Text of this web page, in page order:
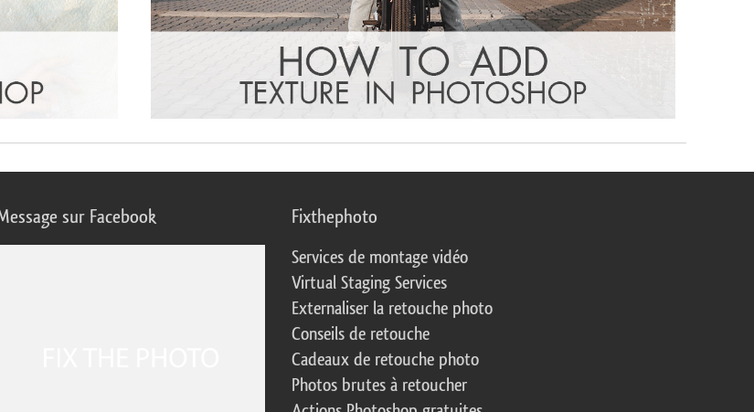
sur Facebook Fixthephoto
Services de montage vidéo
Virtual Staging Services
Externaliser la retouche photo
Conseils de retouche
Cadeaux de retouche photo
Photos brutes à retoucher